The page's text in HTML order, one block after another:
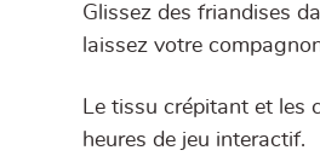
Glissez des friandises
laissez votre
Le tissu crépitant et
heures de jeu interactif.